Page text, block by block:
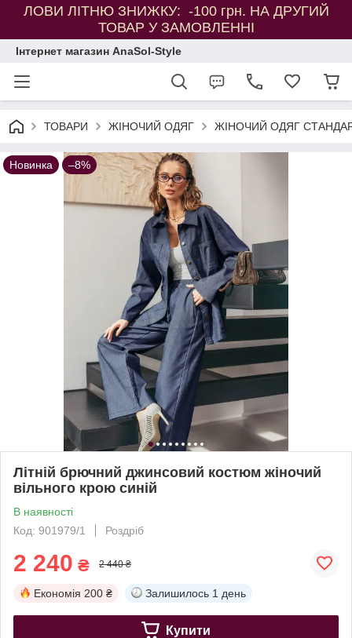
ЛОВИ ЛІТНЮ ЗНИЖКУ: -100 грн. НА ДРУГИЙ
ТОВАР У ЗАМОВЛЕННІ
Інтернет магазин AnaSol-Style
ТОВАРИ ЖІНОЧИЙ ОДЯГ ЖІНОЧИЙ ОДЯГ
Новинка –8%
Літній брючний джинсовий костюм жіночий
вільного крою синій
В наявності
Код: 901979/1
Роздріб
2 240 ₴ 2 440 ₴
Економія 200 ₴ Залишилось 1 день
Купити